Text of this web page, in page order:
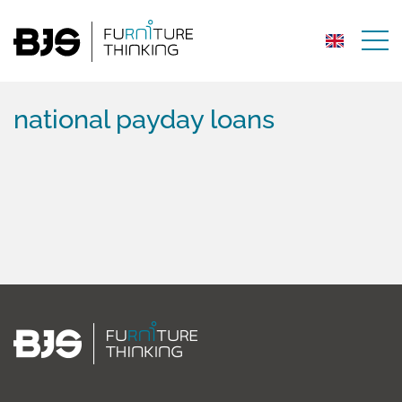
national payday loans